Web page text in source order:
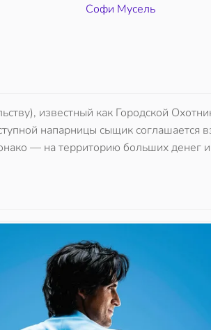
Софи Мусель
известный как Городской
напарницы сыщик соглашается
— на территорию больших денег